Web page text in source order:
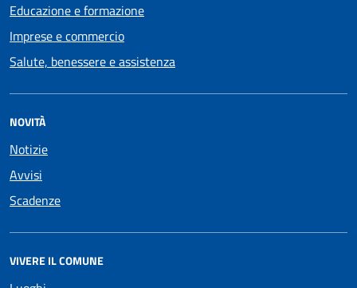
Educazione e formazione
Imprese e commercio
Salute, benessere e assistenza
NOVITÀ
Notizie
Avvisi
Scadenze
VIVERE IL COMUNE